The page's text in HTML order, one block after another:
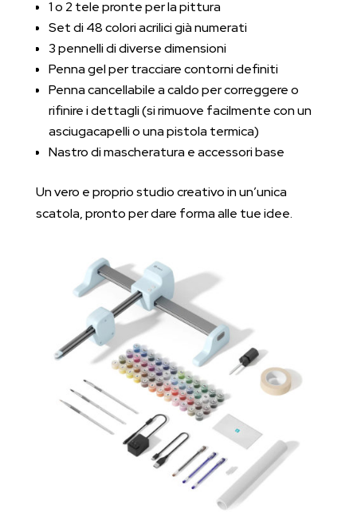
1 o 2 tele pronte per la pittura
Set di 48 colori acrilici già numerati
3 pennelli di diverse dimensioni
Penna gel per tracciare contorni definiti
Penna cancellabile a caldo per correggere o
rifinire i dettagli (si rimuove facilmente con un
asciugacapelli o una pistola termica)
Nastro di mascheratura e accessori base
Un vero e proprio studio creativo in un’unica
scatola, pronto per dare forma alle tue idee.